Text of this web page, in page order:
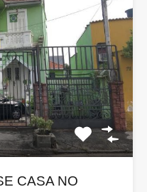
CASA NO